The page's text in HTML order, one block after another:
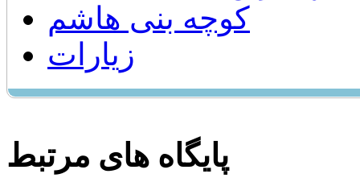
کوچه بنی هاشم
زیارات
پایگاه های مرتبط